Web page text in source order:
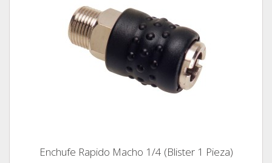
Enchufe Rapido Macho 1/4 (Blister 1 Pieza)